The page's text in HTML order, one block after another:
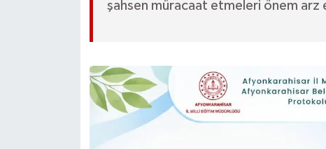
şahsen müracaat etmeleri önem arz